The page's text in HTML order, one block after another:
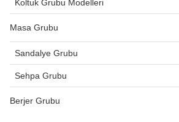
Koltuk Grubu Modelleri
Masa Grubu
Sandalye Grubu
Sehpa Grubu
Berjer Grubu